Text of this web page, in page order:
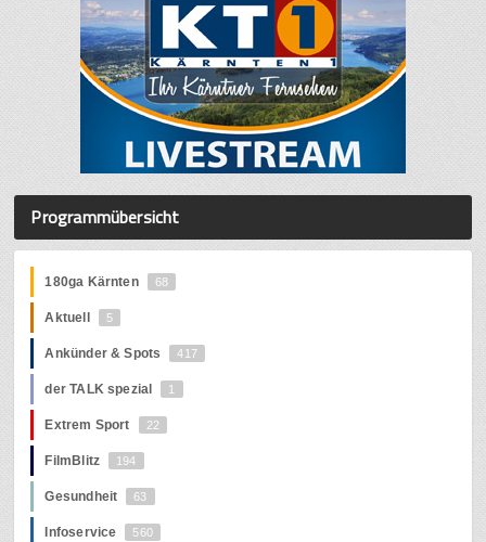
Programmübersicht
180ga Kärnten 68
Aktuell 5
Ankünder & Spots 417
der TALK spezial 1
Extrem Sport 22
FilmBlitz 194
Gesundheit 63
Infoservice 560